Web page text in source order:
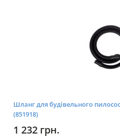
Шланг для будівельного
(851918)
1 232 грн.